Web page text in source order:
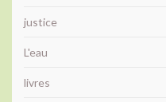
justice
L'eau
livres